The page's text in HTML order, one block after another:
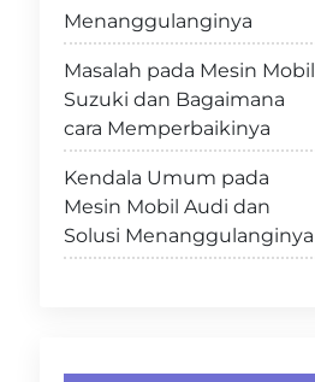
Menanggulanginya
Masalah pada Mesin Mobil
Suzuki dan Bagaimana
cara Memperbaikinya
Kendala Umum pada
Mesin Mobil Audi dan
Solusi Menanggulanginya